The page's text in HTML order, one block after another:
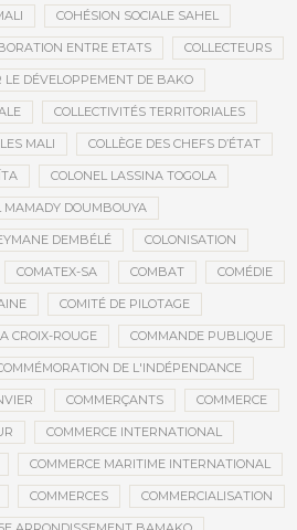
COHÉSION SOCIALE SAHEL
ENTRE ETATS COLLECTEURS
LE DÉVELOPPEMENT DE BAKO
COLLECTIVITÉS TERRITORIALES
MALI COLLÈGE DES CHEFS D’ÉTAT
COLONEL LASSINA TOGOLA
MAMADY DOUMBOUYA
DEMBÉLÉ COLONISATION
COMATEX-SA COMBAT COMÉDIE
COMITÉ DE PILOTAGE
CROIX-ROUGE COMMANDE PUBLIQUE
DE L'INDÉPENDANCE
COMMERÇANTS COMMERCE
COMMERCE INTERNATIONAL
COMMERCE MARITIME INTERNATIONAL
COMMERCES COMMERCIALISATION